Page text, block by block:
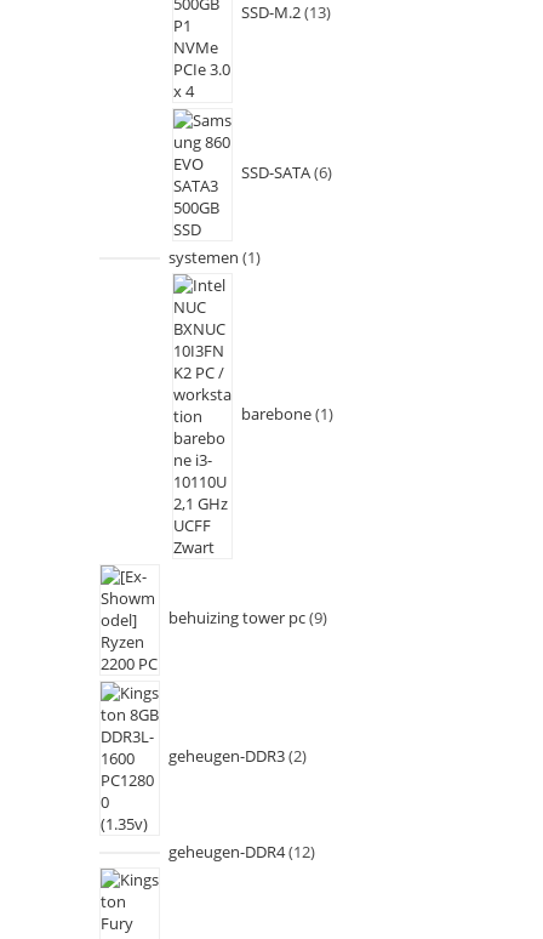
SSD-M.2 13
SSD-SATA 6
systemen 1
barebone 1
behuizing tower pc 9
geheugen-DDR3 2
geheugen-DDR4 12